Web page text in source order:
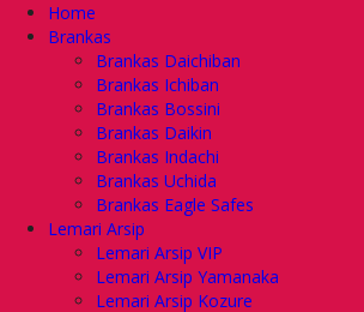
Home
Brankas
Brankas Daichiban
Brankas Ichiban
Brankas Bossini
Brankas Daikin
Brankas Indachi
Brankas Uchida
Brankas Eagle Safes
Lemari Arsip
Lemari Arsip VIP
Lemari Arsip Yamanaka
Lemari Arsip Kozure